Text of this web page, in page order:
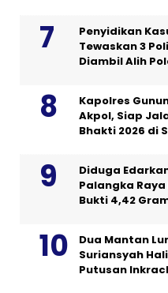
Penyidikan
Tewaskan 3
Diambil Alih
Kapolres
Akpol, Siap
Bhakti 2026 di
Diduga
Palangka
Bukti 4,42
Dua Mantan
Suriansyah
Putusan